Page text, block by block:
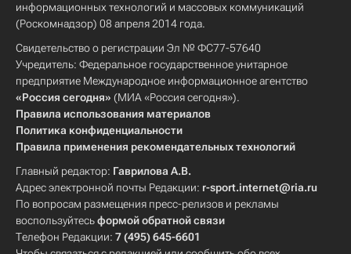
информационных технологий и массовых коммуникаций
(Роскомнадзор) 08 апреля 2014 года.
Свидетельство о регистрации Эл № ФС77-57640
Учредитель: Федеральное государственное унитарное
предприятие Международное информационное агентство
«Россия сегодня» (МИА «Россия сегодня»).
Правила использования материалов
Политика конфиденциальности
Правила применения рекомендательных технологий
Главный редактор: Гаврилова А.В.
Адрес электронной почты Редакции: r-sport.internet@ria.ru
По вопросам размещения пресс-релизов и рекламы
воспользуйтесьформой обратной связи
Телефон Редакции: 7 (495) 645-6601